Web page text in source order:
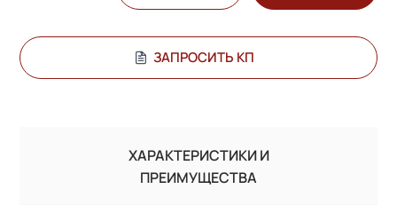
ЗАПРОСИТЬ КП
ХАРАКТЕРИСТИКИ И
ПРЕИМУЩЕСТВА